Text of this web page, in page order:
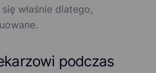
właśnie dlatego,
podczas